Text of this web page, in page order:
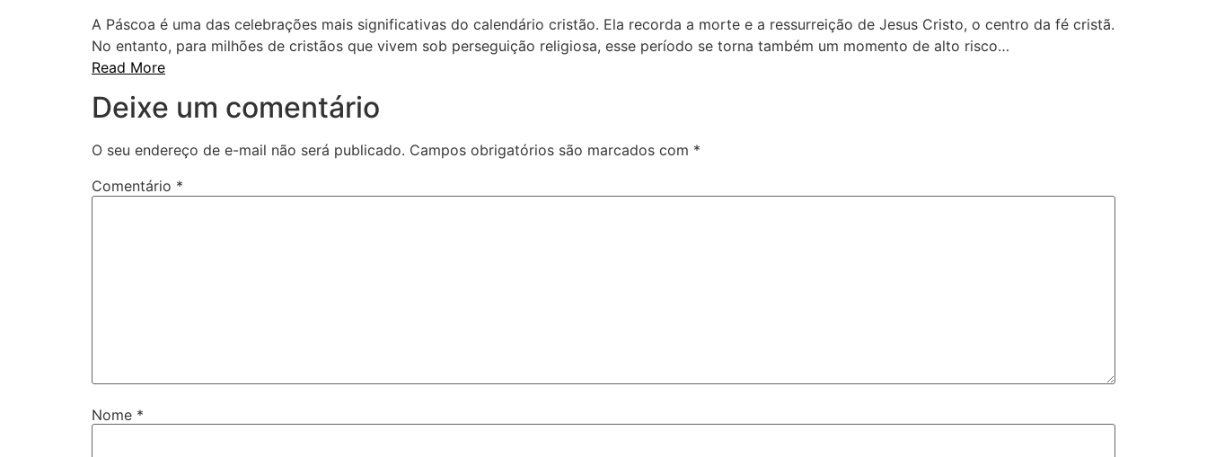
A Páscoa é uma das celebrações mais significativas do calendário cristão. Ela recorda a morte e a ressurreição de Jesus Cristo, o centro da fé cristã.
No entanto, para milhões de cristãos que vivem sob perseguição religiosa, esse período se torna também um momento de alto risco…
Read More
Deixe um comentário
O seu endereço de e-mail não será publicado. Campos obrigatórios são marcados com *
Comentário *
Nome *